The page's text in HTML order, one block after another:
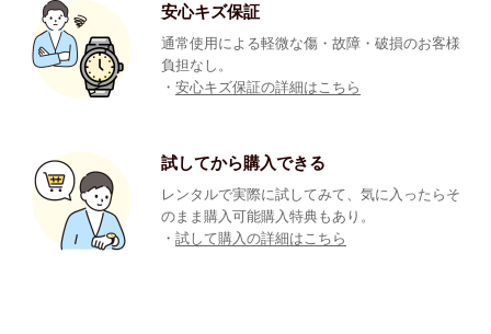
安心キズ保証
通常使用による軽微な傷・故障・破損のお客様
負担なし。
・安心キズ保証の詳細はこちら
試してから購入できる
レンタルで実際に試してみて、気に入ったらそ
のまま購入可能購入特典もあり。
・試して購入の詳細はこちら